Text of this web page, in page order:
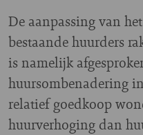
De aanpassing van
bestaande huurders
is namelijk
huursombenadering
relatief goedkoop
huurverhoging dan